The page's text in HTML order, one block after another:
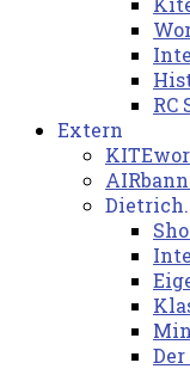
RC
Extern
Der